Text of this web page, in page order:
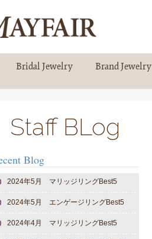
Bridal Jewelry Brand Jewelry
Staff BLog
Blog
2024年5月 マリッジリングBest5
2024年5月 エンゲージリングBest5
2024年4月 マリッジリングBest5